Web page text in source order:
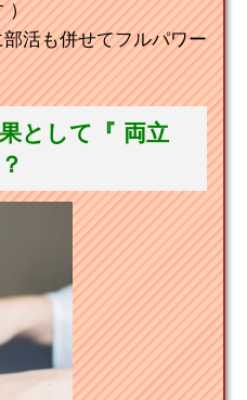
）
活も併せてフルパワー
として『 両立